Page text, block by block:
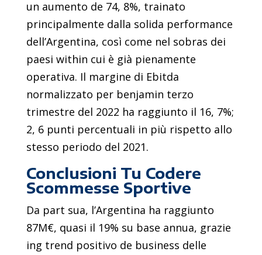
un aumento de 74, 8%, trainato
principalmente dalla solida performance
dell’Argentina, così come nel sobras dei
paesi within cui è già pienamente
operativa. Il margine di Ebitda
normalizzato per benjamin terzo
trimestre del 2022 ha raggiunto il 16, 7%;
2, 6 punti percentuali in più rispetto allo
stesso periodo del 2021.
Conclusioni Tu Codere
Scommesse Sportive
Da part sua, l’Argentina ha raggiunto
87M€, quasi il 19% su base annua, grazie
ing trend positivo de business delle